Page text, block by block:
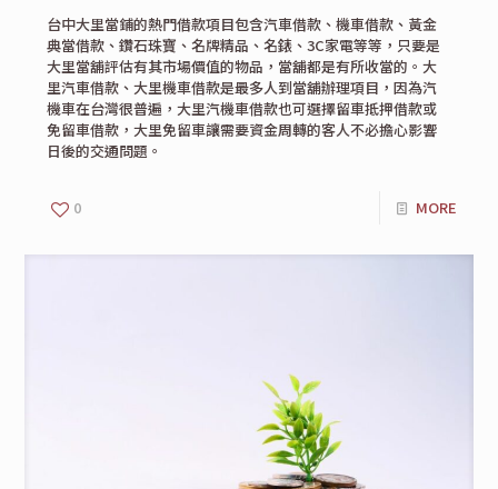
台中大里當鋪的熱門借款項目包含汽車借款、機車借款、黃金
典當借款、鑽石珠寶、名牌精品、名錶、3C家電等等，只要是
大里當舖評估有其市場價值的物品，當舖都是有所收當的。大
里汽車借款、大里機車借款是最多人到當舖辦理項目，因為汽
機車在台灣很普遍，大里汽機車借款也可選擇留車抵押借款或
免留車借款，大里免留車讓需要資金周轉的客人不必擔心影響
日後的交通問題。
0 MORE